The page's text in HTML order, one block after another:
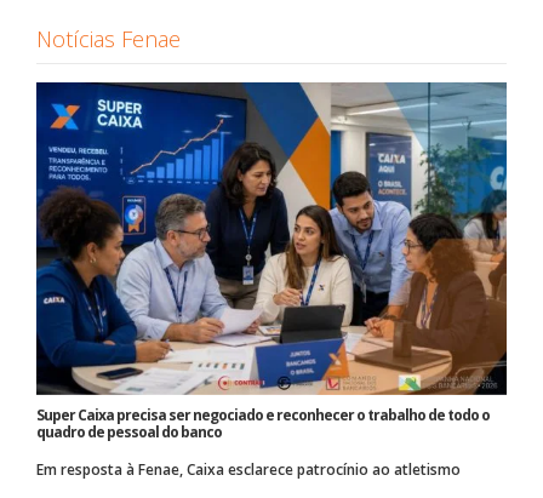
Notícias Fenae
Super Caixa precisa ser negociado e reconhecer o trabalho de todo o
quadro de pessoal do banco
Em resposta à Fenae, Caixa esclarece patrocínio ao atletismo